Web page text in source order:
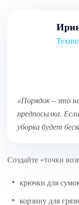
«Порядок – это
предпосылка.
уборка будет
Создайте «точки
крючки для
корзину для